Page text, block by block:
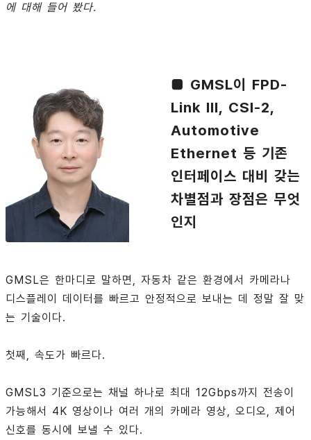
에 대해 들어 봤다.
■ GMSL이 FPD-
Link III, CSI-2,
Automotive
Ethernet 등 기존
인터페이스 대비 갖는
차별점과 장점은 무엇
인지
GMSL은 한마디로 말하면, 자동차 같은 환경에서 카메라나
디스플레이 데이터를 빠르고 안정적으로 보내는 데 정말 잘 맞
는 기술이다.
첫째, 속도가 빠르다.
GMSL3 기준으로는 채널 하나로 최대 12Gbps까지 전송이
가능해서 4K 영상이나 여러 개의 카메라 영상, 오디오, 제어
신호를 동시에 보낼 수 있다.